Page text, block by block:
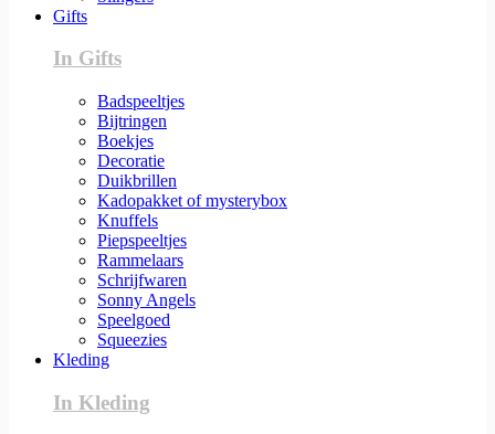
Gifts
In Gifts
Badspeeltjes
Bijtringen
Boekjes
Decoratie
Duikbrillen
Kadopakket of mysterybox
Knuffels
Piepspeeltjes
Rammelaars
Schrijfwaren
Sonny Angels
Speelgoed
Squeezies
Kleding
In Kleding